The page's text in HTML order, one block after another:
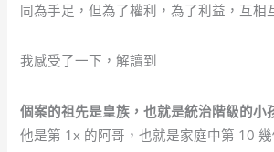
同為手足，但為了權利，為了利益，互相
我感受了一下，解讀到
個案的祖先是皇族，也就是統治階級的小
他是第 1x 的阿哥，也就是家庭中第 10